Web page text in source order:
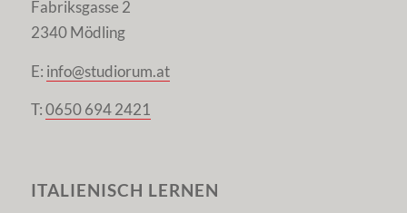
Fabriksgasse 2
2340 Mödling
E: info@studiorum.at
T:0650 694 2421
ITALIENISCH LERNEN